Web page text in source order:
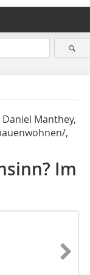
Manthey,
,
Im